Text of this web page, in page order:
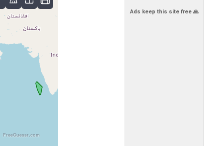
Ads keep this site free 🙏
FreeGuessr.com